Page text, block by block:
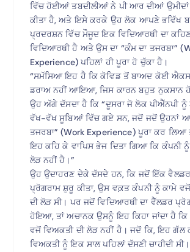
ਵਿੱਚ ਹੋਈਆਂ ਤਬਦੀਲੀਆਂ ਨੇ ਪੀ ਆਰ ਦੀਆਂ ਉਮੀਦਾਂ
ਕੀਤਾ ਹੈ, ਅਤੇ ਇਸੇ ਕਰਕੇ ਉਹ ਲੋਕ ਆਪਣੇ ਭਵਿੱਖ
ਪ੍ਰਦਰਸ਼ਨ ਵਿੱਚ ਮੌਜੂਦ ਇਕ ਵਿਦਿਆਰਥੀ ਦਾ
ਵਿਦਿਆਰਥੀ ਹੈ ਅਤੇ ਉਸ ਦਾ “ਕੰਮ ਦਾ ਤਜਰਬਾ”
Experience) ਪਹਿਲਾਂ ਹੀ ਪੂਰਾ ਹੋ ਚੁੱਕਾ ਹੈ।
“ਸਮੱਸਿਆ ਇਹ ਹੈ ਕਿ ਕੋਵਿਡ ਤੋਂ ਬਾਅਦ ਕੋਈ
ਡਰਾਅ ਨਹੀਂ ਆਇਆ, ਜਿਸ ਕਾਰਨ ਬਹੁਤ ਨੁਕਸਾਨ
ਉਹ ਅੱਗੇ ਦੱਸਦਾ ਹੈ ਕਿ “ਦੂਸਰਾ ਜੋ ਲੋਕ ਪੀਐੱਨਪੀ ਨੂੰ
ਵੱਖ-ਵੱਖ ਸੂਬਿਆਂ ਵਿੱਚ ਗਏ ਸਨ, ਜਦੋਂ ਜਦੋਂ ਉਹਨਾਂ
ਤਜਰਬਾ” (Work Experience) ਪੂਰਾ ਕਰ ਲਿਆ
ਇਹ ਕਹਿ ਕੇ ਵਾਪਿਸ ਭੇਜ ਦਿਤਾ ਗਿਆ ਕਿ ਕੰਪਨੀ
ਲੋੜ ਨਹੀਂ ਹੈ।”
ਉਹ ਉਦਾਹਰਣ ਦੇਕੇ ਦੱਸਦੇ ਹਨ, ਕਿ ਜਦੋਂ ਇੱਕ
ਪ੍ਰੋਗਰਾਮ ਸ਼ੁਰੂ ਕੀਤਾ, ਉਸ ਵਕ਼ਤ ਕੰਪਨੀ ਨੂੰ ਕਾਮੇ
ਦੀ ਲੋੜ ਸੀ। ਪਰ ਜਦੋਂ ਵਿਦਿਆਰਥੀ ਦਾ ਵੈੱਲਡਰ
ਹੋਇਆ, ਤਾਂ ਅਚਾਨਕ ਉਸਨੂੰ ਇਹ ਕਿਹਾ ਜਾਂਦਾ ਹੈ ਕਿ
ਵਜੋਂ ਵਿਅਕਤੀ ਦੀ ਲੋੜ ਨਹੀਂ ਹੈ। ਜਦੋਂ ਕਿ, ਇਹ ਗੱਲ
ਵਿਅਕਤੀ ਨੂੰ ਇਕ ਸਾਲ ਪਹਿਲਾਂ ਦੱਸਣੀ ਚਾਹੀਦੀ ਸੀ।